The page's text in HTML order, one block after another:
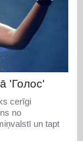
'Голос'
cerīgi
no
un tapt